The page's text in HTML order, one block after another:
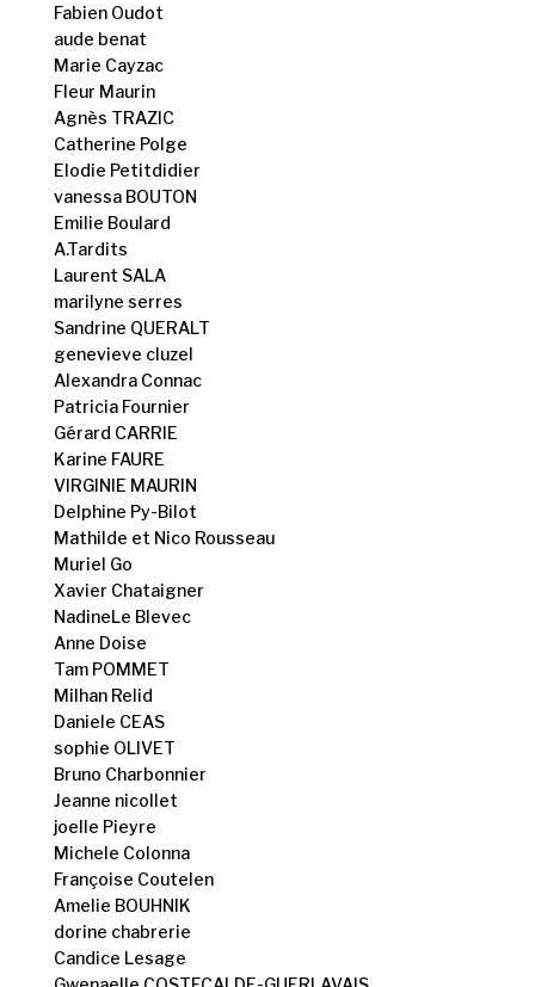
Fabien Oudot
aude benat
Marie Cayzac
Fleur Maurin
Agnès TRAZIC
Catherine Polge
Elodie Petitdidier
vanessa BOUTON
Emilie Boulard
A.Tardits
Laurent SALA
marilyne serres
Sandrine QUERALT
genevieve cluzel
Alexandra Connac
Patricia Fournier
Gérard CARRIE
Karine FAURE
VIRGINIE MAURIN
Delphine Py-Bilot
Mathilde et Nico Rousseau
Muriel Go
Xavier Chataigner
NadineLe Blevec
Anne Doise
Tam POMMET
Milhan Relid
Daniele CEAS
sophie OLIVET
Bruno Charbonnier
Jeanne nicollet
joelle Pieyre
Michele Colonna
Françoise Coutelen
Amelie BOUHNIK
dorine chabrerie
Candice Lesage